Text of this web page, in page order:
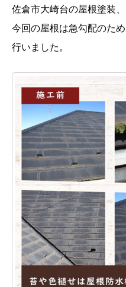
佐倉市大崎台の屋根塗装、
今回の屋根は急勾配のため
行いました。